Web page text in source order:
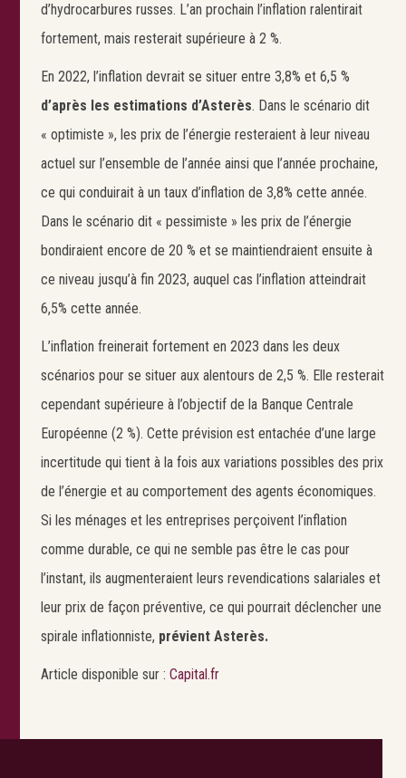
d’hydrocarbures russes. L’an prochain l’inflation ralentirait
fortement, mais resterait supérieure à 2 %.
En 2022, l’inflation devrait se situer entre 3,8% et 6,5 %
d’après les estimations d’Asterès. Dans le scénario dit
« optimiste », les prix de l’énergie resteraient à leur niveau
actuel sur l’ensemble de l’année ainsi que l’année prochaine,
ce qui conduirait à un taux d’inflation de 3,8% cette année.
Dans le scénario dit « pessimiste » les prix de l’énergie
bondiraient encore de 20 % et se maintiendraient ensuite à
ce niveau jusqu’à fin 2023, auquel cas l’inflation atteindrait
6,5% cette année.
L’inflation freinerait fortement en 2023 dans les deux
scénarios pour se situer aux alentours de 2,5 %. Elle resterait
cependant supérieure à l’objectif de la Banque Centrale
Européenne (2 %). Cette prévision est entachée d’une large
incertitude qui tient à la fois aux variations possibles des prix
de l’énergie et au comportement des agents économiques.
Si les ménages et les entreprises perçoivent l’inflation
comme durable, ce qui ne semble pas être le cas pour
l’instant, ils augmenteraient leurs revendications salariales et
leur prix de façon préventive, ce qui pourrait déclencher une
spirale inflationniste, prévient Asterès.
Article disponible sur : Capital.fr
Rechercher